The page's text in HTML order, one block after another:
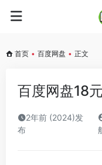
首页 • 百度网盘 • 正文
百度网盘18
2年前 (2024)发
布